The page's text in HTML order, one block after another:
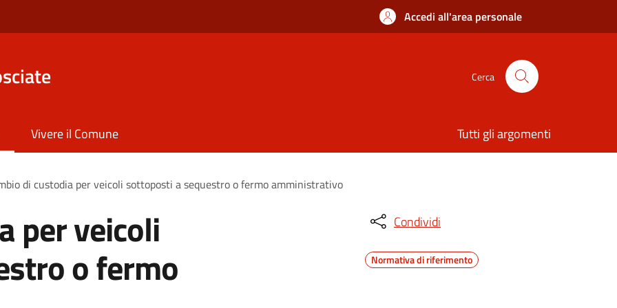
Accedi all'area personale
Cerca
Vivere il Comune Tutti gli argomenti
di custodia per veicoli sottoposti a sequestro o fermo amministrativo
per veicoli
o fermo
Condividi
Normativa di riferimento